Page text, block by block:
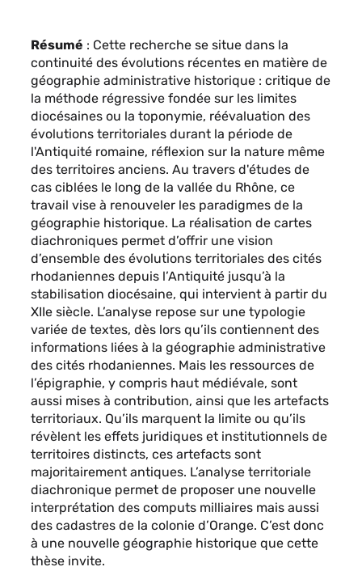
Résumé : Cette recherche se situe dans la
continuité des évolutions récentes en matière de
géographie administrative historique : critique de
la méthode régressive fondée sur les limites
diocésaines ou la toponymie, réévaluation des
évolutions territoriales durant la période de
l'Antiquité romaine, réflexion sur la nature même
des territoires anciens. Au travers d'études de
cas ciblées le long de la vallée du Rhône, ce
travail vise à renouveler les paradigmes de la
géographie historique. La réalisation de cartes
diachroniques permet d’offrir une vision
d’ensemble des évolutions territoriales des cités
rhodaniennes depuis l’Antiquité jusqu’à la
stabilisation diocésaine, qui intervient à partir du
XIIe siècle. L’analyse repose sur une typologie
variée de textes, dès lors qu’ils contiennent des
informations liées à la géographie administrative
des cités rhodaniennes. Mais les ressources de
l’épigraphie, y compris haut médiévale, sont
aussi mises à contribution, ainsi que les artefacts
territoriaux. Qu’ils marquent la limite ou qu’ils
révèlent les effets juridiques et institutionnels de
territoires distincts, ces artefacts sont
majoritairement antiques. L’analyse territoriale
diachronique permet de proposer une nouvelle
interprétation des computs milliaires mais aussi
des cadastres de la colonie d’Orange. C’est donc
à une nouvelle géographie historique que cette
thèse invite.